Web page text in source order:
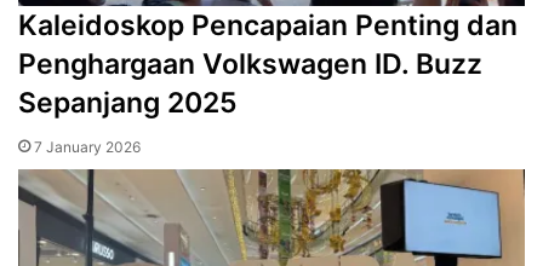
Kaleidoskop Pencapaian Penting dan
Penghargaan Volkswagen ID. Buzz
Sepanjang 2025
7 January 2026